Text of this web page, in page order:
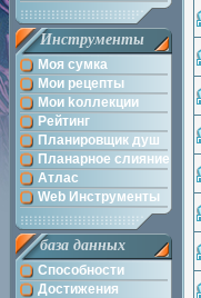
Инструменты
Моя сумка
Мои рецепты
Мои kоллекции
Рейтинг
Планировщик душ
Планарное слияние
Атлас
Web Инструменты
база данных
Способности
Достижения